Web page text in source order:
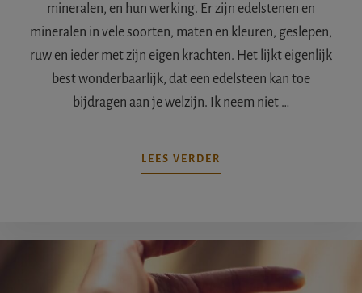
mineralen, en hun werking. Er zijn edelstenen en
mineralen in vele soorten, maten en kleuren, geslepen,
ruw en ieder met zijn eigen krachten. Het lijkt eigenlijk
best wonderbaarlijk, dat een edelsteen kan toe
bijdragen aan je welzijn. Ik neem niet …
LEES VERDER
DE